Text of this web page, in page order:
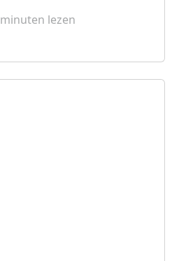
minuten lezen